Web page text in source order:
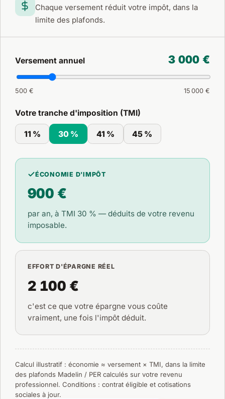
Chaque versement réduit votre impôt, dans la
limite des plafonds.
Versement annuel 3 000 €
500 € 15 000 €
Votre tranche d'imposition (TMI)
11 % 30 % 41 % 45 %
ÉCONOMIE D'IMPÔT
900 €
par an, à TMI 30 % — déduits de votre revenu
imposable.
EFFORT D'ÉPARGNE RÉEL
2 100 €
c'est ce que votre épargne vous coûte
vraiment, une fois l'impôt déduit.
Calcul illustratif : économie ≈ versement × TMI, dans la limite
des plafonds Madelin / PER calculés sur votre revenu
professionnel. Conditions : contrat éligible et cotisations
sociales à jour.